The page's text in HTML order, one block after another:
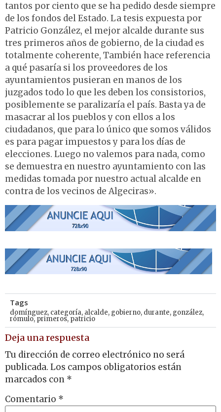
tantos por ciento que se ha pedido desde siempre
de los fondos del Estado. La tesis expuesta por
Patricio González, el mejor alcalde durante sus
tres primeros años de gobierno, de la ciudad es
totalmente coherente, También hace referencia
a qué pasaría si los proveedores de los
ayuntamientos pusieran en manos de los
juzgados todo lo que les deben los consistorios,
posiblemente se paralizaría el país. Basta ya de
masacrar al los pueblos y con ellos a los
ciudadanos, que para lo único que somos válidos
es para pagar impuestos y para los días de
elecciones. Luego no valemos para nada, como
se demuestra en nuestro ayuntamiento con las
medidas tomada por nuestro actual alcalde en
contra de los vecinos de Algeciras».
Tags
domínguez, categoría, alcalde, gobierno, durante, gonzález,
rómulo, primeros, patricio
Deja una respuesta
Tu dirección de correo electrónico no será
publicada. Los campos obligatorios están
marcados con *
Comentario *